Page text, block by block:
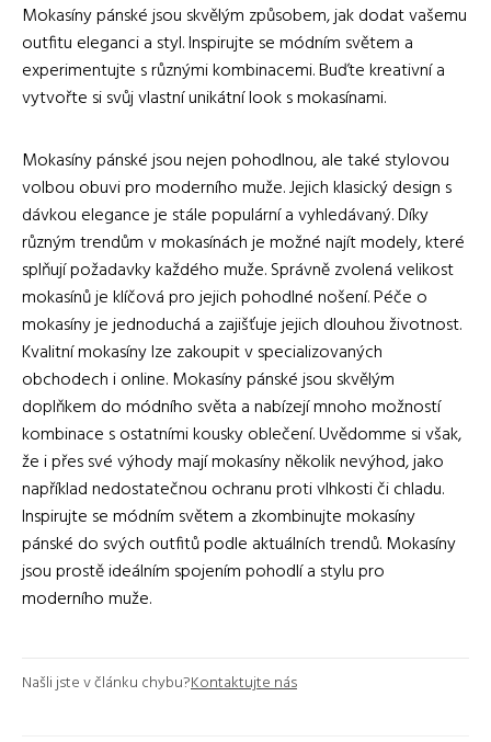
Mokasíny pánské jsou skvělým způsobem, jak dodat vašemu
outfitu eleganci a styl. Inspirujte se módním světem a
experimentujte s různými kombinacemi. Buďte kreativní a
vytvořte si svůj vlastní unikátní look s mokasínami.
Mokasíny pánské jsou nejen pohodlnou, ale také stylovou
volbou obuvi pro moderního muže. Jejich klasický design s
dávkou elegance je stále populární a vyhledávaný. Díky
různým trendům v mokasínách je možné najít modely, které
splňují požadavky každého muže. Správně zvolená velikost
mokasínů je klíčová pro jejich pohodlné nošení. Péče o
mokasíny je jednoduchá a zajišťuje jejich dlouhou životnost.
Kvalitní mokasíny lze zakoupit v specializovaných
obchodech i online. Mokasíny pánské jsou skvělým
doplňkem do módního světa a nabízejí mnoho možností
kombinace s ostatními kousky oblečení. Uvědomme si však,
že i přes své výhody mají mokasíny několik nevýhod, jako
například nedostatečnou ochranu proti vlhkosti či chladu.
Inspirujte se módním světem a zkombinujte mokasíny
pánské do svých outfitů podle aktuálních trendů. Mokasíny
jsou prostě ideálním spojením pohodlí a stylu pro
moderního muže.
Našli jste v článku chybu?Kontaktujte nás